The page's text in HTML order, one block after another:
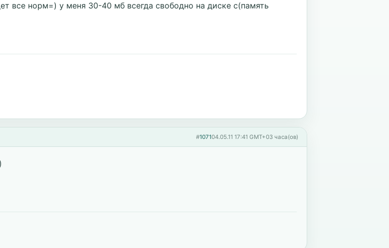
все норм=) у меня 30-40 мб всегда свободно на диске с(память
#107104.05.11 17:41 GMT+03 часа(ов)